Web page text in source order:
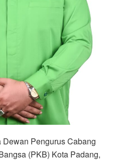
Dewan Pengurus Cabang
(PKB) Kota Padang,